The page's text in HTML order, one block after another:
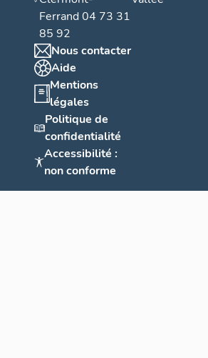
Ferrand 04 73 31
85 92
Nous contacter
Aide
Mentions
légales
Politique de
confidentialité
Accessibilité :
non conforme